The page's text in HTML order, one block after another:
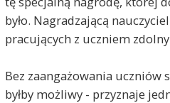
było. Nagradzającą
pracujących z uczniem
Bez zaangażowania uczniów
byłby możliwy - przyznaje